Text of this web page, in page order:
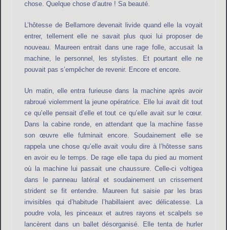
chose. Quelque chose d’autre ! Sa beauté.
L’hôtesse de Bellamore devenait livide quand elle la voyait
entrer, tellement elle ne savait plus quoi lui proposer de
nouveau. Maureen entrait dans une rage folle, accusait la
machine, le personnel, les stylistes. Et pourtant elle ne
pouvait pas s’empêcher de revenir. Encore et encore.
Un matin, elle entra furieuse dans la machine après avoir
rabroué violemment la jeune opératrice. Elle lui avait dit tout
ce qu’elle pensait d’elle et tout ce qu’elle avait sur le cœur.
Dans la cabine ronde, en attendant que la machine fasse
son œuvre elle fulminait encore. Soudainement elle se
rappela une chose qu’elle avait voulu dire à l’hôtesse sans
en avoir eu le temps. De rage elle tapa du pied au moment
où la machine lui passait une chaussure. Celle-ci voltigea
dans le panneau latéral et soudainement un crissement
strident se fit entendre. Maureen fut saisie par les bras
invisibles qui d’habitude l’habillaient avec délicatesse. La
poudre vola, les pinceaux et autres rayons et scalpels se
lancèrent dans un ballet désorganisé. Elle tenta de hurler